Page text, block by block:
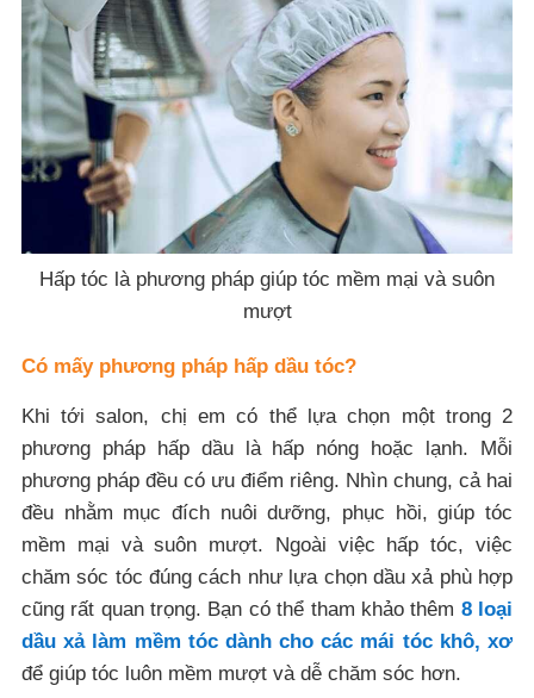
Hấp tóc là phương pháp giúp tóc mềm mại và suôn
mượt
Có mấy phương pháp hấp dầu tóc?
Khi tới salon, chị em có thể lựa chọn một trong 2
phương pháp hấp dầu là hấp nóng hoặc lạnh. Mỗi
phương pháp đều có ưu điểm riêng. Nhìn chung, cả hai
đều nhằm mục đích nuôi dưỡng, phục hồi, giúp tóc
mềm mại và suôn mượt. Ngoài việc hấp tóc, việc
chăm sóc tóc đúng cách như lựa chọn dầu xả phù hợp
cũng rất quan trọng. Bạn có thể tham khảo thêm 8 loại
dầu xả làm mềm tóc dành cho các mái tóc khô, xơ
để giúp tóc luôn mềm mượt và dễ chăm sóc hơn.